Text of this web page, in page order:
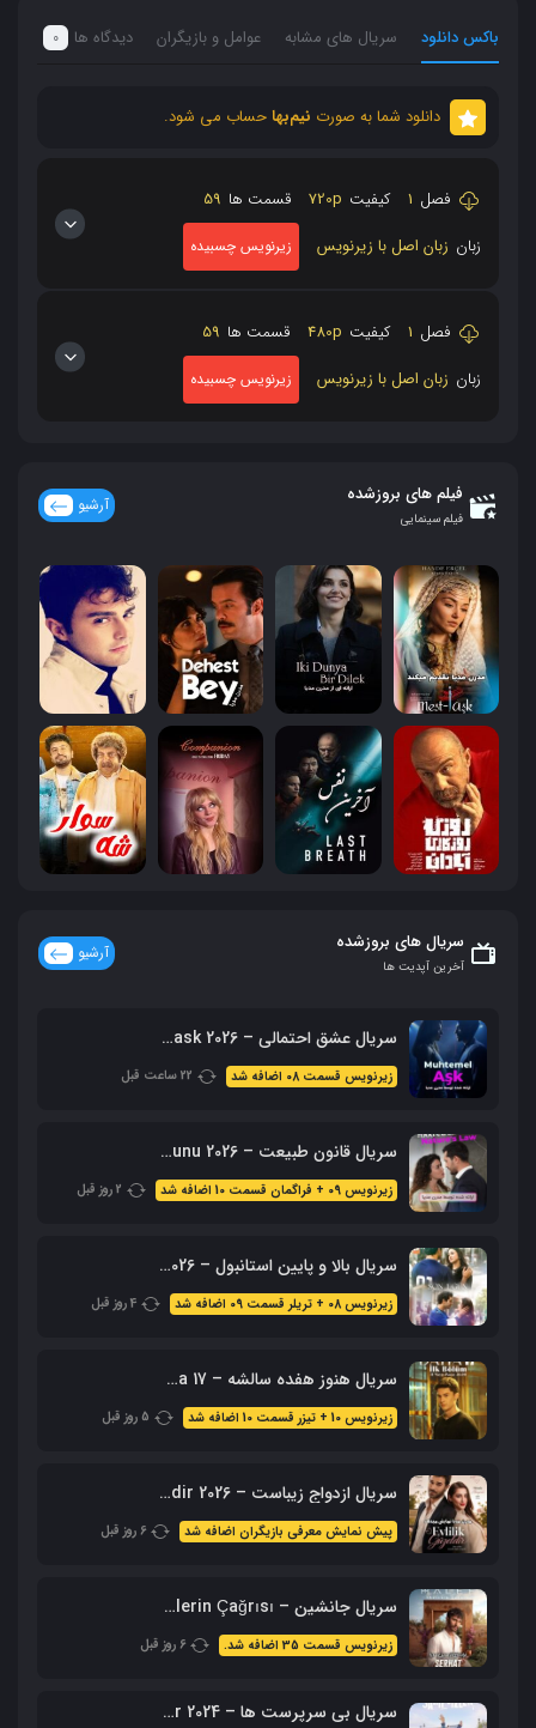
باکس دانلود سریال های مشابه عوامل و بازیگران دیدگاه ها 0
دانلود شما به صورت نیم‌بها حساب می شود.
فصل 1 کیفیت 720p قسمت ها 59
زبان زبان اصل با زیرنویس زیرنویس چسبیده
فصل 1 کیفیت 480p قسمت ها 59
زبان زبان اصل با زیرنویس زیرنویس چسبیده
فیلم های بروزشده
فیلم سینمایی
آرشیو
سریال های بروزشده
آخرین آپدیت ها
آرشیو
سریال عشق احتمالی – Muhtemel ask 2026 محصول ShowTV
زیرنویس قسمت 08 اضافه شد 22 ساعت قبل
سریال قانون طبیعت – 2026 Doganin Kanunu – نسخه کامل
زیرنویس 09 + فراگمان قسمت 10 اضافه شد 2 روز قبل
سریال بالا و پایین استانبول – 2026 Alti Ustu Istanbul (نسخه کامل)
زیرنویس 08 + تریلر قسمت 09 اضافه شد 4 روز قبل
سریال هنوز هفده سالشه – Daha 17 محصول 2026 + زیرنویس فارسی
زیرنویس 10 + تیزر قسمت 10 اضافه شد 5 روز قبل
سریال ازدواج زیباست – Evlilik Guzeldir 2026 (نسخه کامل + زیرنویس)
پیش نمایش معرفی بازیگران اضافه شد 6 روز قبل
سریال جانشین – Halef: Köklerin Çağrısı با زیرنویس فارسی
زیرنویس قسمت 35 اضافه شد. 6 روز قبل
سریال بی سرپرست ها – Sahipsizler 2024 با زیرنویس + دوبله فارسی